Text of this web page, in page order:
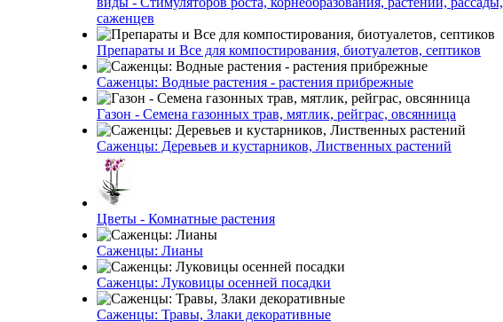
саженцев
Препараты и Все для компостирования, биотуалетов, септиков
Саженцы: Водные растения - растения прибрежные
Газон - Семена газонных трав, мятлик, рейграс, овсянница
Саженцы: Деревьев и кустарников, Лиственных растений
Цветы - Комнатные растения
Саженцы: Лианы
Саженцы: Луковицы осенней посадки
Саженцы: Травы, Злаки декоративные